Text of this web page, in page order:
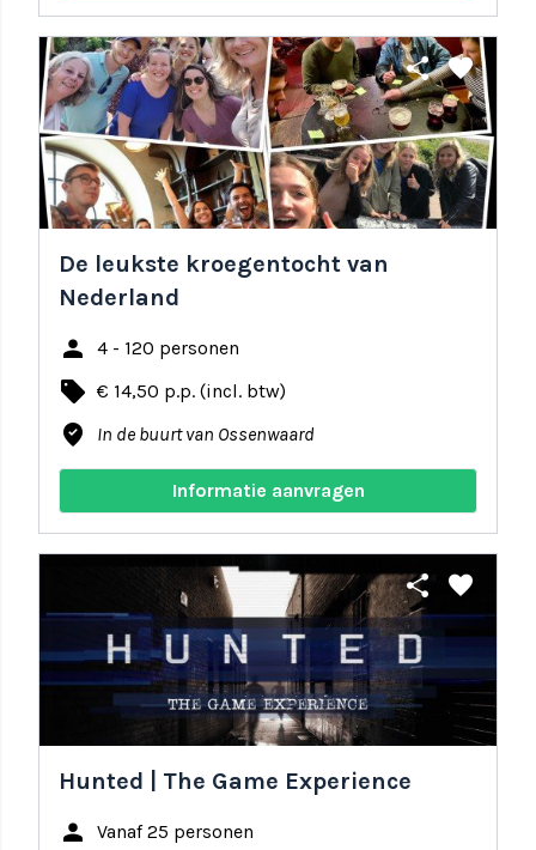
share favorite
De leukste kroegentocht van
Nederland
person 4 - 120 personen
local_offer € 14,50 p.p. (incl. btw)
where_to_vote In de buurt van Ossenwaard
Informatie aanvragen
share favorite
Hunted | The Game Experience
person Vanaf 25 personen